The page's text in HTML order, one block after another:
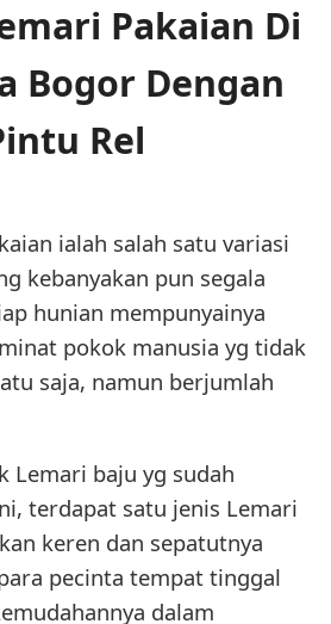
Pakaian Di
Bogor Dengan
Rel
ialah salah satu variasi
kebanyakan pun segala
hunian mempunyainya
pokok manusia yg tidak
saja, namun berjumlah
Lemari baju yg sudah
terdapat satu jenis Lemari
keren dan sepatutnya
pecinta tempat tinggal
dalam